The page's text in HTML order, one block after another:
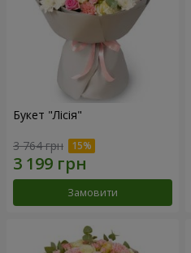
Букет "Лісія"
3 764 грн
Замовити